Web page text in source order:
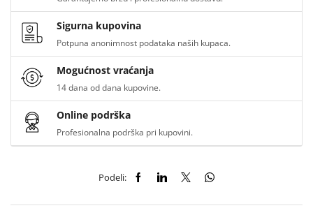
Sigurna kupovina
Potpuna anonimnost podataka naših kupaca.
Mogućnost vraćanja
14 dana od dana kupovine.
Online podrška
Profesionalna podrška pri kupovini.
Podeli: